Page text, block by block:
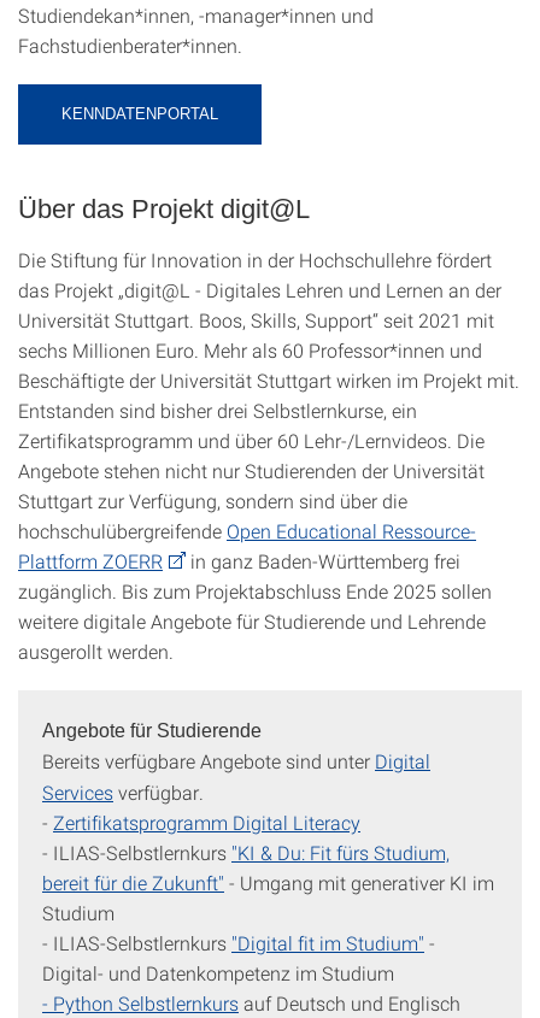
Studiendekan*innen, -manager*innen und
Fachstudienberater*innen.
KENNDATENPORTAL
Über das Projekt digit@L
Die Stiftung für Innovation in der Hochschullehre fördert
das Projekt „digit@L - Digitales Lehren und Lernen an der
Universität Stuttgart. Boos, Skills, Support“ seit 2021 mit
sechs Millionen Euro. Mehr als 60 Professor*innen und
Beschäftigte der Universität Stuttgart wirken im Projekt mit.
Entstanden sind bisher drei Selbstlernkurse, ein
Zertifikatsprogramm und über 60 Lehr-/Lernvideos. Die
Angebote stehen nicht nur Studierenden der Universität
Stuttgart zur Verfügung, sondern sind über die
hochschulübergreifende Open Educational Ressource-
Plattform ZOERR
in ganz Baden-Württemberg frei
zugänglich. Bis zum Projektabschluss Ende 2025 sollen
weitere digitale Angebote für Studierende und Lehrende
ausgerollt werden.
Angebote für Studierende
Bereits verfügbare Angebote sind unter Digital
Servicesverfügbar.
- Zertifikatsprogramm Digital Literacy
- ILIAS-Selbstlernkurs "KI & Du: Fit fürs Studium,
bereit für die Zukunft" - Umgang mit generativer KI im
Studium
- ILIAS-Selbstlernkurs "Digital fit im Studium" -
Digital- und Datenkompetenz im Studium
- Python Selbstlernkursauf Deutsch und Englisch